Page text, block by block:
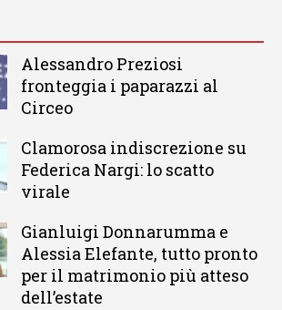
Alessandro Preziosi
fronteggia i paparazzi al
Circeo
Clamorosa indiscrezione su
Federica Nargi: lo scatto
virale
Gianluigi Donnarumma e
Alessia Elefante, tutto pronto
per il matrimonio più atteso
dell’estate